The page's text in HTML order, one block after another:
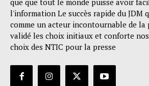
que que tout le monde puisse avoir
l'information Le succès rapide du JDM
comme un acteur incontournable de la
validé les choix initiaux et conforte
choix des NTIC pour la presse